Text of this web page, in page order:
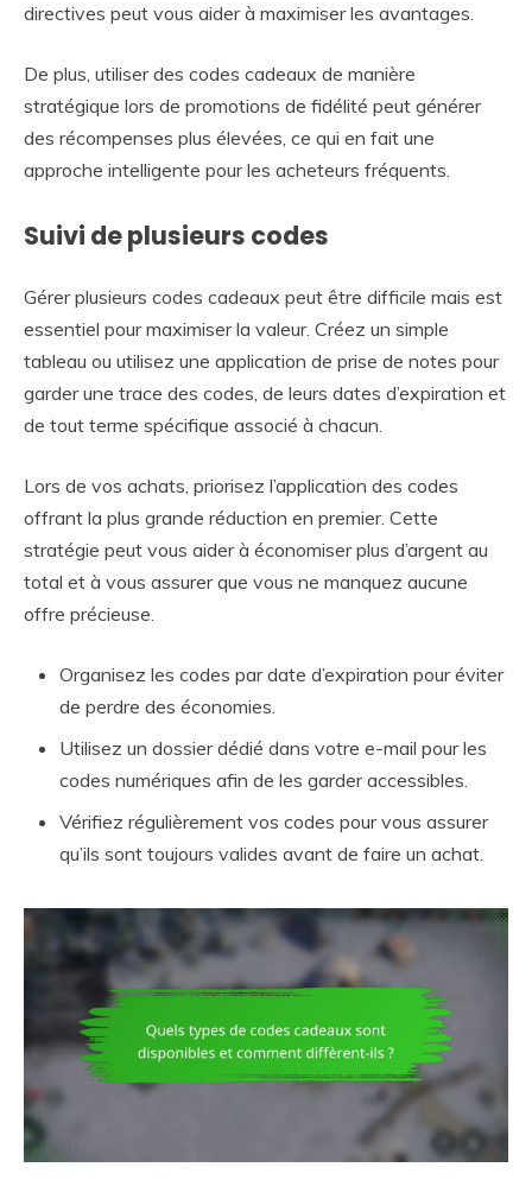
directives peut vous aider à maximiser les avantages.
De plus, utiliser des codes cadeaux de manière
stratégique lors de promotions de fidélité peut générer
des récompenses plus élevées, ce qui en fait une
approche intelligente pour les acheteurs fréquents.
Suivi de plusieurs codes
Gérer plusieurs codes cadeaux peut être difficile mais est
essentiel pour maximiser la valeur. Créez un simple
tableau ou utilisez une application de prise de notes pour
garder une trace des codes, de leurs dates d’expiration et
de tout terme spécifique associé à chacun.
Lors de vos achats, priorisez l’application des codes
offrant la plus grande réduction en premier. Cette
stratégie peut vous aider à économiser plus d’argent au
total et à vous assurer que vous ne manquez aucune
offre précieuse.
Organisez les codes par date d’expiration pour éviter
de perdre des économies.
Utilisez un dossier dédié dans votre e-mail pour les
codes numériques afin de les garder accessibles.
Vérifiez régulièrement vos codes pour vous assurer
qu’ils sont toujours valides avant de faire un achat.